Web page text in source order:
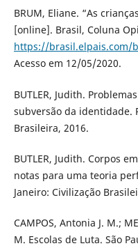
BRUM, Eliane. “As
[online]. Brasil, Coluna
https://brasil.elpais.com/
Acesso em 12/05/2020.
BUTLER, Judith.
subversão da identidade.
Brasileira, 2016.
BUTLER, Judith. Corpos
notas para uma teoria
Janeiro: Civilização
CAMPOS, Antonia J. M.;
M. Escolas de Luta. São